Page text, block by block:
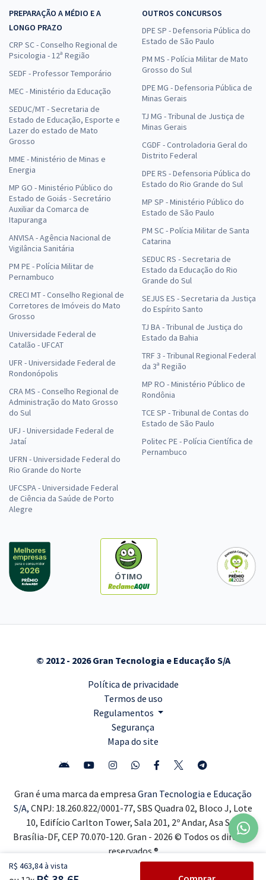
R$ 463,84 à vista
PREPARAÇÃO A MÉDIO E A
LONGO PRAZO
CRP SC - Conselho Regional de
Psicologia - 12ª Região
SEDF - Professor Temporário
MEC - Ministério da Educação
SEDUC/MT - Secretaria de
Estado de Educação, Esporte e
Lazer do estado de Mato
Grosso
MME - Ministério de Minas e
Energia
MP GO - Ministério Público do
Estado de Goiás - Secretário
Auxiliar da Comarca de
Itapuranga
ANVISA - Agência Nacional de
Vigilância Sanitária
PM PE - Polícia Militar de
Pernambuco
CRECI MT - Conselho Regional de
Corretores de Imóveis do Mato
Grosso
Universidade Federal de
Catalão - UFCAT
UFR - Universidade Federal de
Rondonópolis
CRA MS - Conselho Regional de
Administração do Mato Grosso
do Sul
UFJ - Universidade Federal de
Jataí
UFRN - Universidade Federal do
Rio Grande do Norte
UFCSPA - Universidade Federal
de Ciência da Saúde de Porto
Alegre
OUTROS CONCURSOS
DPE SP - Defensoria Pública do
Estado de São Paulo
PM MS - Polícia Militar de Mato
Grosso do Sul
DPE MG - Defensoria Pública de
Minas Gerais
TJ MG - Tribunal de Justiça de
Minas Gerais
CGDF - Controladoria Geral do
Distrito Federal
DPE RS - Defensoria Pública do
Estado do Rio Grande do Sul
MP SP - Ministério Público do
Estado de São Paulo
PM SC - Polícia Militar de Santa
Catarina
SEDUC RS - Secretaria de
Estado da Educação do Rio
Grande do Sul
SEJUS ES - Secretaria da Justiça
do Espírito Santo
TJ BA - Tribunal de Justiça do
Estado da Bahia
TRF 3 - Tribunal Regional Federal
da 3ª Região
MP RO - Ministério Público de
Rondônia
TCE SP - Tribunal de Contas do
Estado de São Paulo
Politec PE - Polícia Científica de
Pernambuco
ÓTIMO
© 2012 - 2026 Gran Tecnologia e Educação S/A
Política de privacidade
Termos de uso
Regulamentos
Segurança
Mapa do site
Gran é uma marca da empresa Gran Tecnologia e Educação
S/A, CNPJ: 18.260.822/0001-77, SBS Quadra 02, Bloco J, Lote
10, Edifício Carlton Tower, Sala 201, 2º Andar, Asa Sul,
Brasília-DF, CEP 70.070-120. Gran - 2026 © Todos os direitos
reservados ®